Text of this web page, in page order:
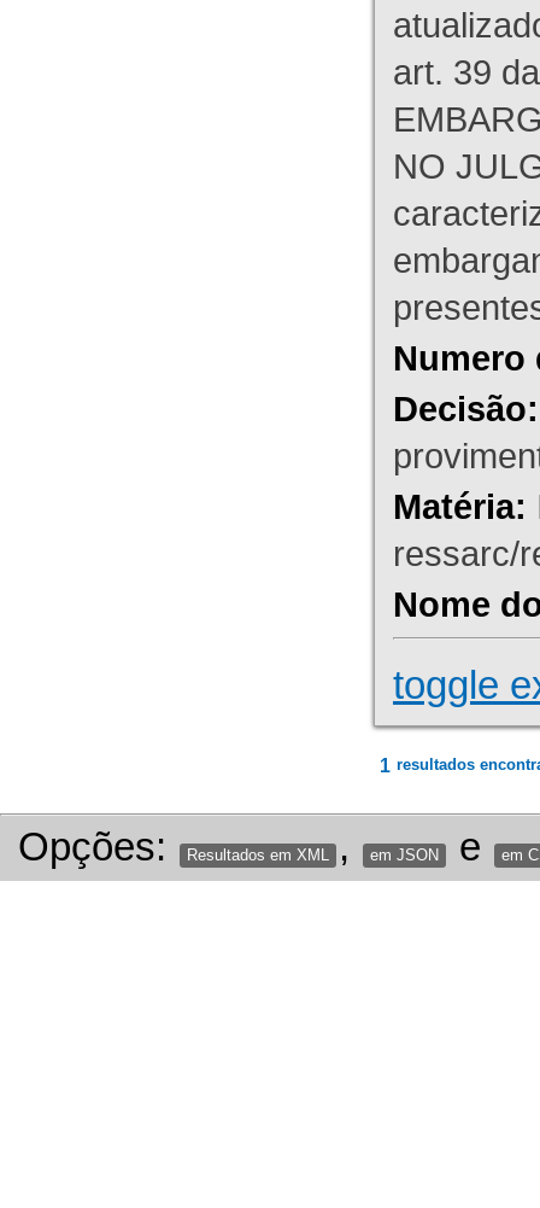
art. 39
NO
Numero
Decisão:
Matéria:
ressarc/
Nome
toggle
1 resultados
Opções: Resultados em XML , em JSON e em